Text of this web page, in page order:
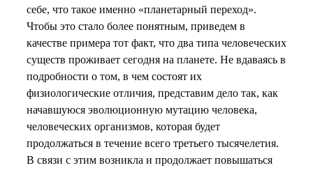
себе, что такое именно «планетарный переход».
Чтобы это стало более понятным, приведем в
качестве примера тот факт, что два типа человеческих
существ проживает сегодня на планете. Не вдаваясь в
подробности о том, в чем состоят их
физиологические отличия, представим дело так, как
начавшуюся эволюционную мутацию человека,
человеческих организмов, которая будет
продолжаться в течение всего третьего тысячелетия.
В связи с этим возникла и продолжает повышаться